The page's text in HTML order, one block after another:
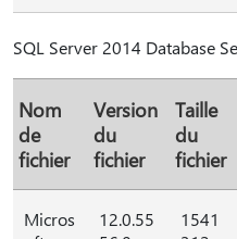
SQL Server 2014 Database
Nom
de
fichier
Version
du
fichier
Taille
du
fichier
Micros
12.0.55
1541